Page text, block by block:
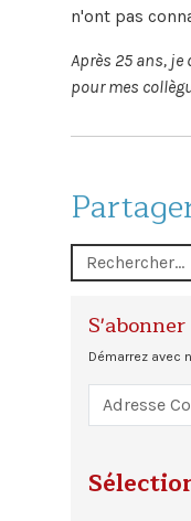
n'ont pas
Après 25 ans, je
pour mes
Démarrez avec